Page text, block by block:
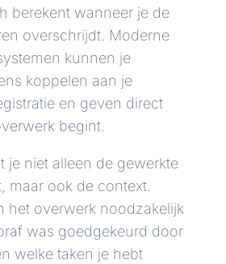
berekent wanneer je de
overschrijdt. Moderne
kunnen je
koppelen aan je
en geven direct
begint.
je niet alleen de gewerkte
maar ook de context.
het overwerk noodzakelijk
was goedgekeurd door
welke taken je hebt